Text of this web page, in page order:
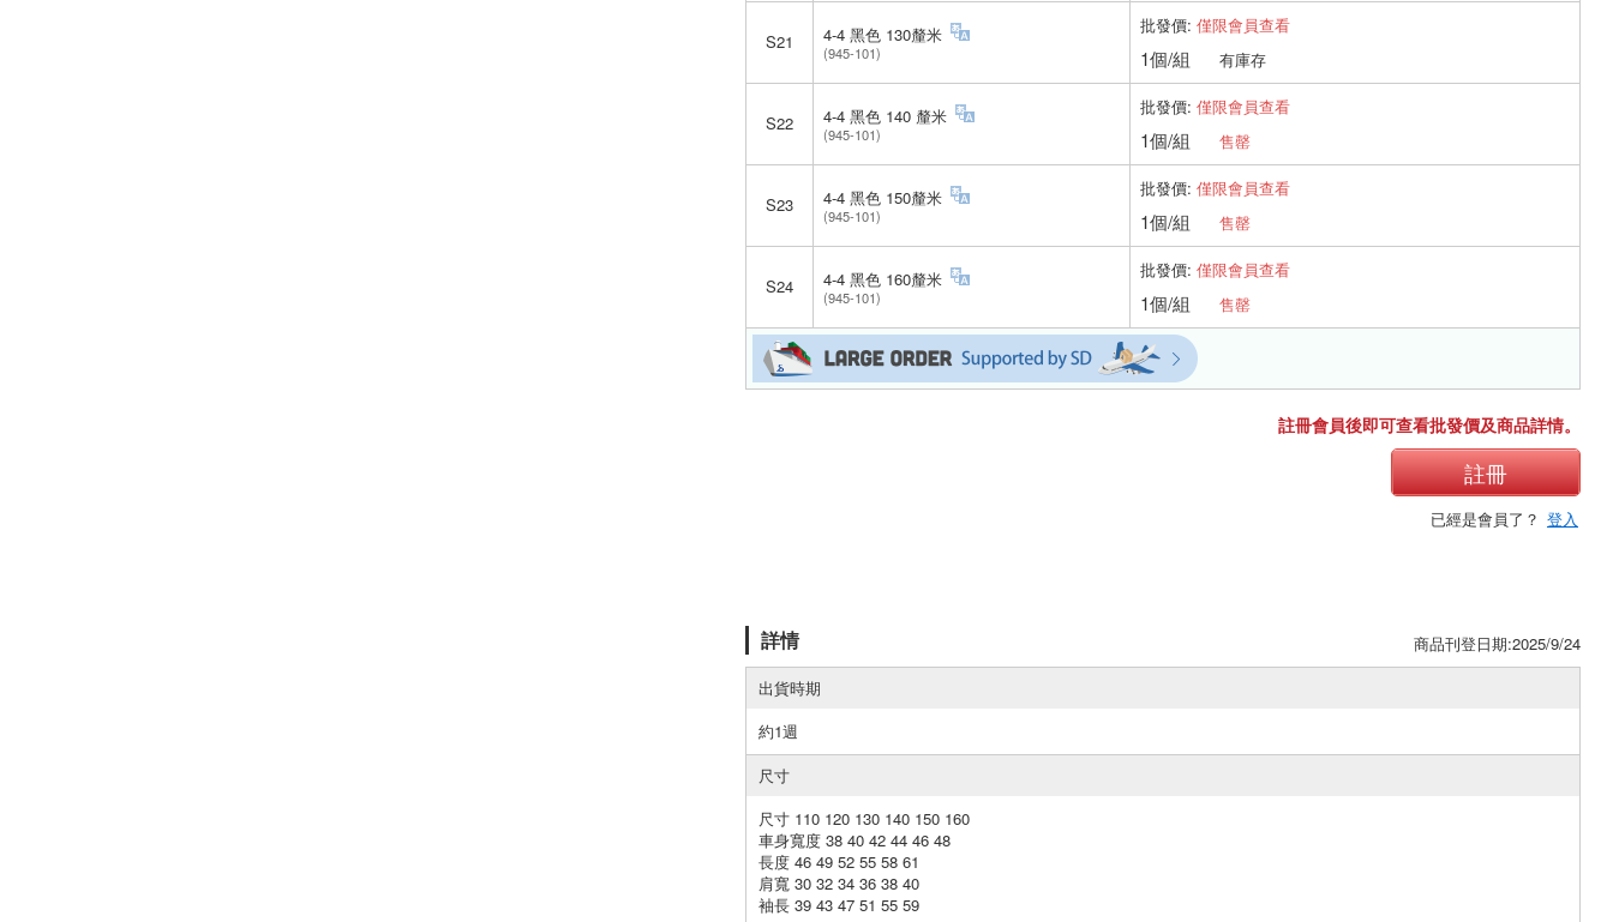
S21 4-4 黑色 130釐米
(945-101)
批發價: 僅限會員查看
1個/組 有庫存
S22 4-4 黑色 140 釐米
(945-101)
批發價: 僅限會員查看
1個/組 售罄
S23 4-4 黑色 150釐米
(945-101)
批發價: 僅限會員查看
1個/組 售罄
S24 4-4 黑色 160釐米
(945-101)
批發價: 僅限會員查看
1個/組 售罄
註冊會員後即可查看批發價及商品詳情。
註冊
已經是會員了？ 登入
詳情
商品刊登日期:2025/9/24
出貨時期
約1週
尺寸
尺寸 110 120 130 140 150 160
車身寬度 38 40 42 44 46 48
長度 46 49 52 55 58 61
肩寬 30 32 34 36 38 40
袖長 39 43 47 51 55 59